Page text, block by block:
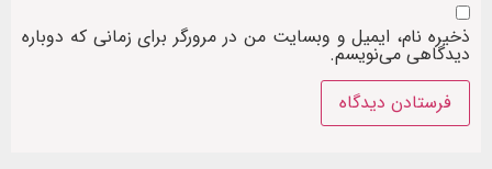
ذخیره نام، ایمیل و وبسایت من در مرورگر برای زمانی که دوباره
دیدگاهی می‌نویسم.